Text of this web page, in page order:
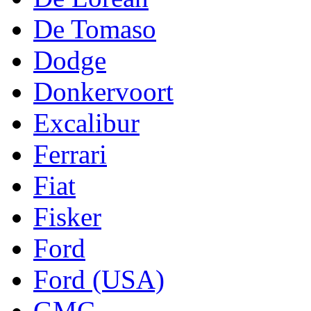
De Tomaso
Dodge
Donkervoort
Excalibur
Ferrari
Fiat
Fisker
Ford
Ford (USA)